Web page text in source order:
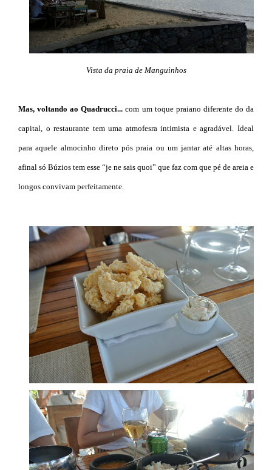
Vista da praia de Manguinhos
Mas, voltando ao Quadrucci... com um toque praiano diferente do da
capital, o restaurante tem uma atmofesra intimista e agradável. Ideal
para aquele almocinho direto pós praia ou um jantar até altas horas,
afinal só Búzios tem esse “je ne sais quoi” que faz com que pé de areia e
longos convivam perfeitamente.